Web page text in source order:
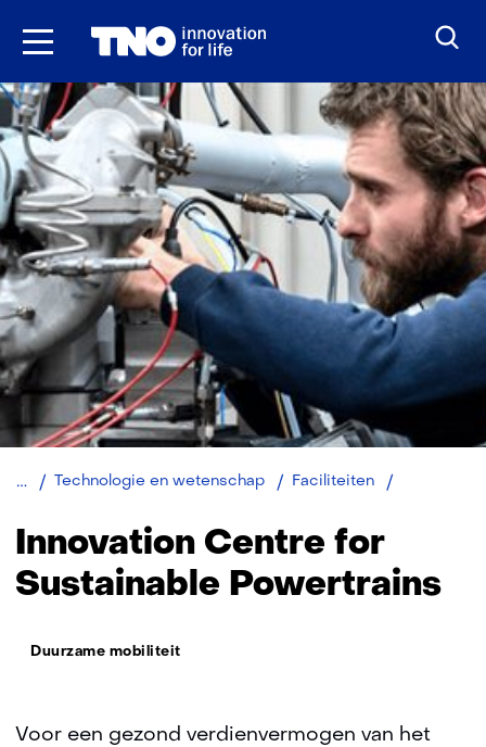
Ga
Technologie en wetenschap Faciliteiten
Powertrains
Innovation Centre for
Sustainable Powertrains
Thema:
Duurzame mobiliteit
Voor een gezond verdienvermogen van het